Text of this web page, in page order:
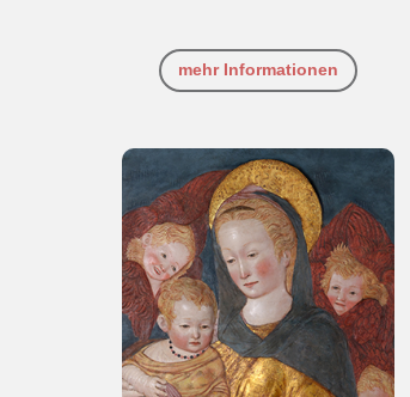
mehr Informationen